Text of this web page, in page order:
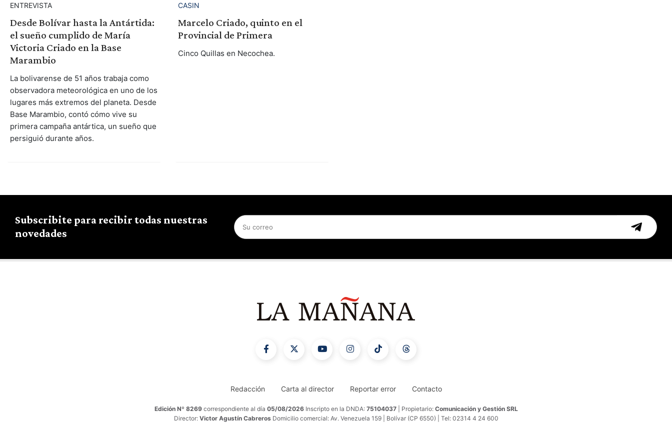
ENTREVISTA
Desde Bolívar hasta la Antártida:
el sueño cumplido de María
Victoria Criado en la Base
Marambio
La bolivarense de 51 años trabaja como
observadora meteorológica en uno de los
lugares más extremos del planeta. Desde
Base Marambio, contó cómo vive su
primera campaña antártica, un sueño que
persiguió durante años.
CASIN
Marcelo Criado, quinto en el
Provincial de Primera
Cinco Quillas en Necochea.
Subscribite para recibir todas nuestras
novedades
Redacción Carta al director Reportar error Contacto
Edición Nº 8269 correspondiente al día 05/08/2026 Inscripto en la DNDA: 75104037 | Propietario: Comunicación y Gestión SRL
Director: Victor Agustín Cabreros Domicilio comercial: Av. Venezuela 159 | Bolívar (CP 6550) | Tel: 02314 4 24 600